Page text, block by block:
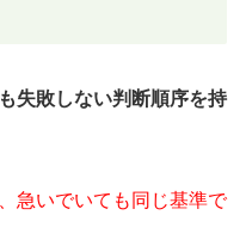
失敗しない判断順序を持
急いでいても同じ基準で